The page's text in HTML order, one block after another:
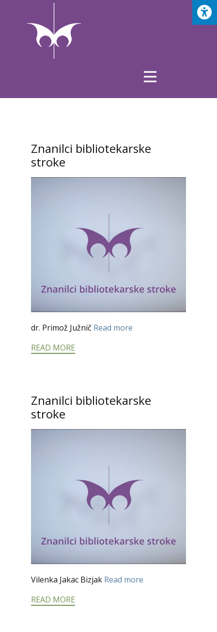
Znanilci bibliotekarske
stroke
dr. Primož Južnič Read more
READ MORE
Znanilci bibliotekarske
stroke
Vilenka Jakac Bizjak Read more
READ MORE